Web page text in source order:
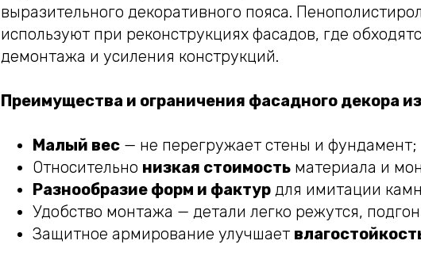
выразительного декоративного пояса.
используют при реконструкциях фасадов, где
демонтажа и усиления конструкций.
Преимущества и ограничения фасадного декора
Малый вес — не перегружает стены и фундамент;
Относительно низкая стоимость материала и
Разнообразие форм и фактур для имитации
Удобство монтажа — детали легко режутся,
Защитное армирование улучшает